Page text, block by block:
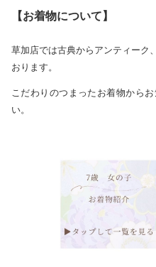
【お着物について】
草加店では古典からアンティーク
おります。
こだわりのつまったお着物から
い。